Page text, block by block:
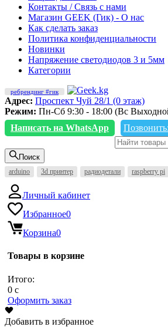
Контакты / Связь с нами
Магазин GEEK (Гик) - О нас
Как сделать заказ
Политика конфиденциальности
Новинки
Напряжение светодиодов 3 и 5мм
Категории
ребрендинг #гик
Адрес: Проспект Чуй 28/1 (0 этаж)
Режим: Пн-Сб 9:30 - 18:00 (Вс
Написать на WhatsApp
Поиск
arduino 3d принтер радиодетали raspberry pi
Личный кабинет
Избранное0
Корзина0
Товары в корзине
Итого:
0 c
Оформить заказ
Добавить в избранное